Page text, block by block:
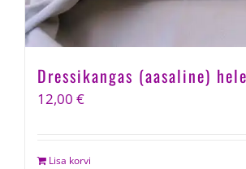
Dressikangas (aasaline)
12,00 €
Lisa korvi